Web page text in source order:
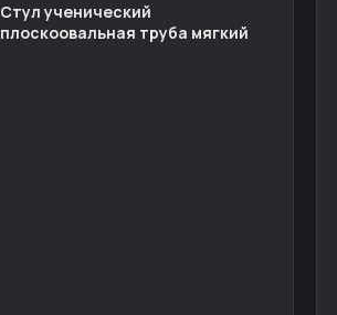
Стул ученический
плоскоовальная труба мягкий